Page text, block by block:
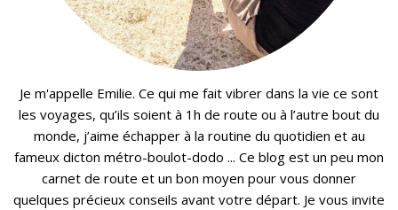
Je m'appelle Emilie. Ce qui me fait vibrer dans la vie ce sont
les voyages, qu’ils soient à 1h de route ou à l’autre bout du
monde, j’aime échapper à la routine du quotidien et au
fameux dicton métro-boulot-dodo ... Ce blog est un peu mon
carnet de route et un bon moyen pour vous donner
quelques précieux conseils avant votre départ. Je vous invite